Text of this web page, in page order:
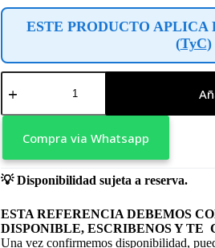
ESTE PRODUCTO APLICA
(TyC)
Suspension
27.5"
-
On
Trail
Compra via Whatsapp
💡Disponibilidad sujeta a reserva.
ESTA REFERENCIA DEBEMOS
DISPONIBLE, ESCRIBENOS Y TE
Una vez confirmemos disponibilidad,